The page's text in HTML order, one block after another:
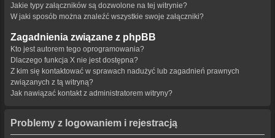
Jakie typy załączników są dozwolone na tej witrynie?
W jaki sposób można znaleźć wszystkie swoje załączniki?
Zagadnienia związane z phpBB
Kto jest autorem tego oprogramowania?
Dlaczego funkcja X nie jest dostępna?
Z kim się kontaktować w sprawach nadużyć lub zagadnień prawnych
związanych z tą witryną?
Jak nawiązać kontakt z administratorem witryny?
Problemy z logowaniem i rejestracją